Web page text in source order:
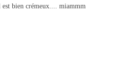
est bien crémeux.... miammm